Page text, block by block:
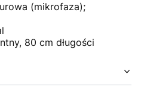
(mikrofaza);
80 cm długości